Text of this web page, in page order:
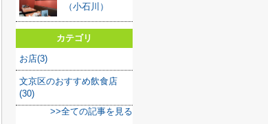
（小石川）
カテゴリ
お店(3)
文京区のおすすめ飲食店
(30)
>>全ての記事を見る